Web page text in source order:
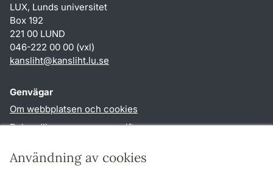
Användning av cookies
LUX, Lunds universitet
Box 192
221 00 LUND
046-222 00 00 (vxl)
kansliht@kansliht.lu.se
Genvägar
Om webbplatsen och cookies
Behandling av personuppgifter
TYPO3-login